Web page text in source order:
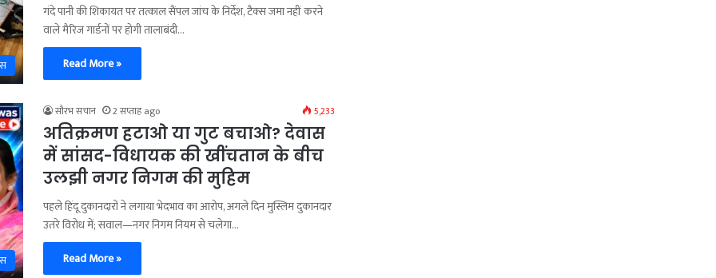
गंदे पानी की शिकायत पर तत्काल सैंपल जांच के निर्देश, टैक्स जमा नहीं करने
वाले मैरिज गार्डनों पर होगी तालाबंदी…
Read More »
सौरभ सचान 2 सप्ताह ago 5,233
अतिक्रमण हटाओ या गुट बचाओ? देवास
में सांसद-विधायक की खींचतान के बीच
उलझी नगर निगम की मुहिम
पहले हिंदू दुकानदारों ने लगाया भेदभाव का आरोप, अगले दिन मुस्लिम दुकानदार
उतरे विरोध में; सवाल—नगर निगम नियम से चलेगा…
Read More »